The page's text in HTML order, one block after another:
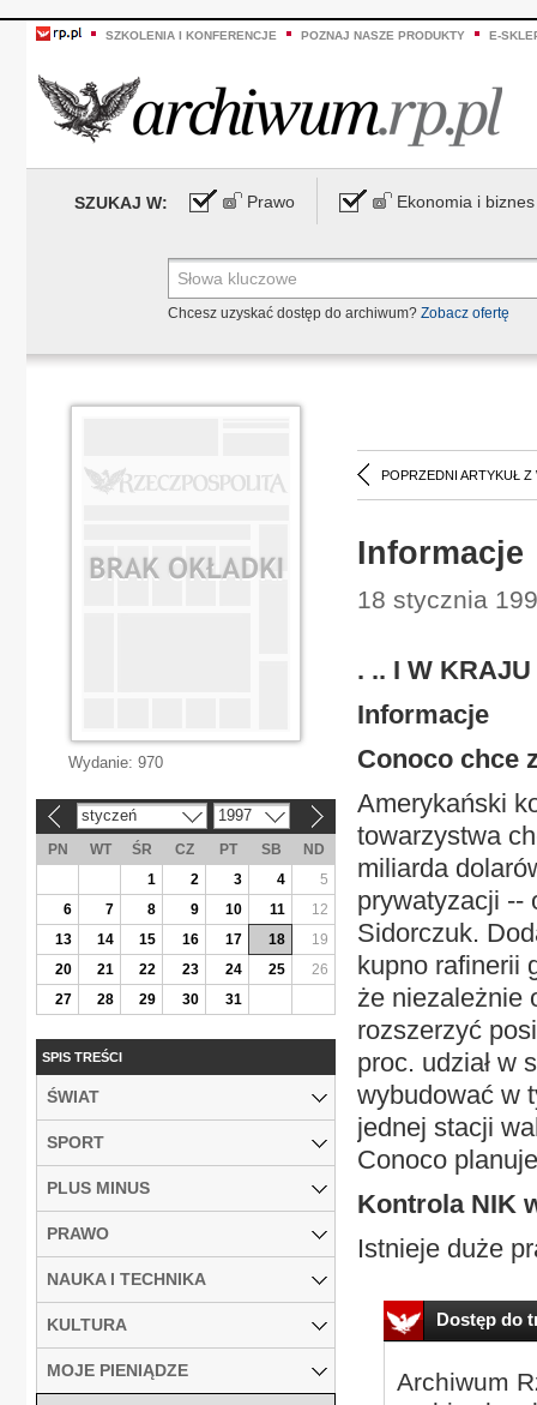
SZKOLENIA I KONFERENCJE POZNAJ NASZE PRODUKTY E-
SZUKAJ W: Prawo Ekonomia i biznes
Chcesz uzyskać dostęp do archiwum? Zobacz ofertę
POPRZEDNI ARTYKUŁ Z
Informacje
18 stycznia
. .. I W KRAJU
Informacje
Conoco chce
Amerykański
towarzystwa
miliarda
prywatyzacji --
Sidorczuk.
kupno rafinerii
że niezależnie
rozszerzyć
proc. udział w
wybudować w
jednej stacji
Conoco
Kontrola NIK
Istnieje duże
Dostęp do
Archiwum
Wydanie: 970
styczeń 1997
PN WT ŚR CZ PT SB
ND
1
2 3 4
5
6
7 8 9 10 11
12
13
14 15 16 17 18
19
20
21 22 23 24 25
26
27
28 29 30 31
SPIS TREŚCI
ŚWIAT
SPORT
PLUS MINUS
PRAWO
NAUKA I TECHNIKA
KULTURA
MOJE PIENIĄDZE